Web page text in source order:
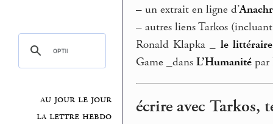
au jour le jour
la lettre hebdo
– un extrait en ligne d’
– autres liens Tarkos
Ronald Klapka _ le littéraire
Game _dansL’Humanité
écrire avec Tarkos,